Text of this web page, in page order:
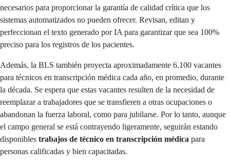
necesarios para proporcionar la garantía de calidad crítica que los
sistemas automatizados no pueden ofrecer. Revisan, editan y
perfeccionan el texto generado por IA para garantizar que sea 100%
preciso para los registros de los pacientes.
Además, la BLS también proyecta aproximadamente 6.100 vacantes
para técnicos en transcripción médica cada año, en promedio, durante
la década. Se espera que estas vacantes resulten de la necesidad de
reemplazar a trabajadores que se transfieren a otras ocupaciones o
abandonan la fuerza laboral, como para jubilarse. Por lo tanto, aunque
el campo general se está contrayendo ligeramente, seguirán estando
disponibles trabajos de técnico en transcripción médica para
personas calificadas y bien capacitadas.